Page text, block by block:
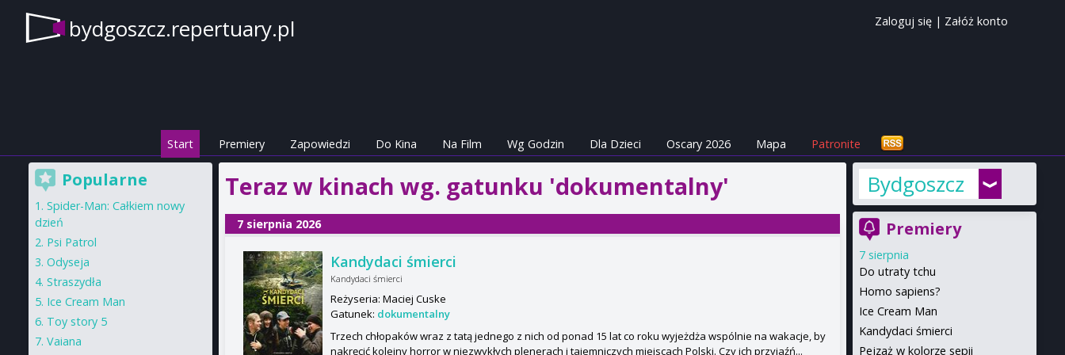
bydgoszcz.repertuary.pl Zaloguj się | Załóż konto
Start Premiery Zapowiedzi Do Kina Na Film Wg Godzin Dla Dzieci Oscary 2026 Mapa Patronite
Teraz w kinach wg. gatunku 'dokumentalny'
7 sierpnia 2026
Kandydaci śmierci
Kandydaci śmierci
Reżyseria: Maciej Cuske
Gatunek: dokumentalny
Trzech chłopaków wraz z tatą jednego z nich od ponad 15 lat co roku wyjeżdża wspólnie na wakacje, by
nakręcić kolejny horror w niezwykłych plenerach i tajemniczych miejscach Polski. Czy ich przyjaźń...
Bydgoszcz
Premiery
7 sierpnia
Do utraty tchu
Homo sapiens?
Ice Cream Man
Kandydaci śmierci
Pejzaż w kolorze sepii
Popularne
Spider-Man: Całkiem nowy
dzień
Psi Patrol
Odyseja
Straszydła
Ice Cream Man
Toy story 5
Vaiana